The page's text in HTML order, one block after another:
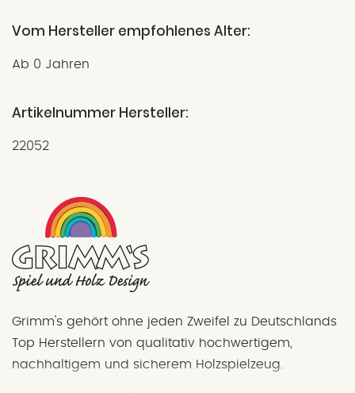
Vom Hersteller empfohlenes Alter:
Ab 0 Jahren
Artikelnummer Hersteller:
22052
Grimm's gehört ohne jeden Zweifel zu Deutschlands
Top Herstellern von qualitativ hochwertigem,
nachhaltigem und sicherem Holzspielzeug.